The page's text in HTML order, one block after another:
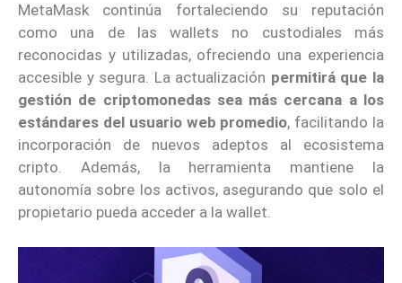
MetaMask continúa fortaleciendo su reputación
como una de las wallets no custodiales más
reconocidas y utilizadas, ofreciendo una experiencia
accesible y segura. La actualización permitirá que la
gestión de criptomonedas sea más cercana a los
estándares del usuario web promedio, facilitando la
incorporación de nuevos adeptos al ecosistema
cripto. Además, la herramienta mantiene la
autonomía sobre los activos, asegurando que solo el
propietario pueda acceder a la wallet.